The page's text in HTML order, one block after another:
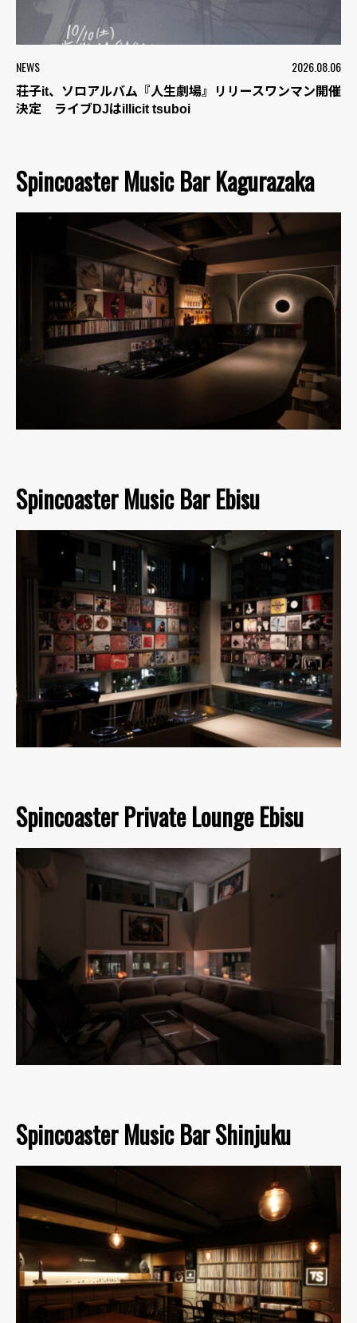
NEWS 2026.08.06
荘子it、ソロアルバム『人生劇場』リリースワンマン開催
決定 ライブDJはillicit tsuboi
Spincoaster Music Bar Kagurazaka
Spincoaster Music Bar Ebisu
Spincoaster Private Lounge Ebisu
Spincoaster Music Bar Shinjuku